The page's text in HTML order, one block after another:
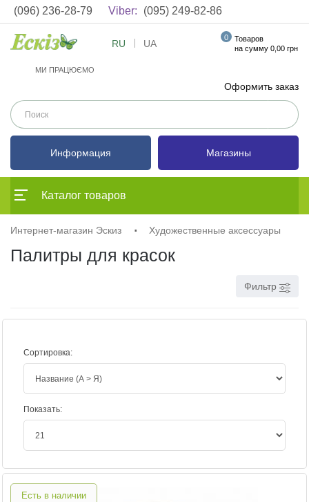
(096) 236-28-79 Viber: (095) 249-82-86
МИ ПРАЦЮЄМО
Оформить заказ
RU UA Товаров
0
на сумму 0,00 грн
Информация Магазины
Каталог товаров
Интернет-магазин Эскиз Художественные аксессуары
Палитры для красок
Фильтр
Сортировка:
Показать:
Есть в наличии